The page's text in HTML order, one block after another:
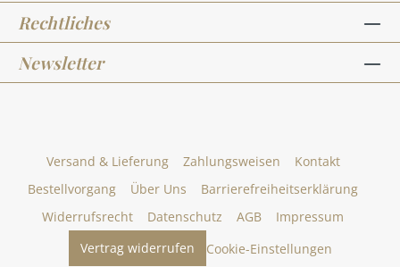
Rechtliches
Newsletter
Versand & Lieferung Zahlungsweisen
Kontakt
Bestellvorgang
Über Uns
Barrierefreiheitserklärung
Widerrufsrecht
Datenschutz AGB
Impressum
Vertrag widerrufen
Cookie-Einstellungen